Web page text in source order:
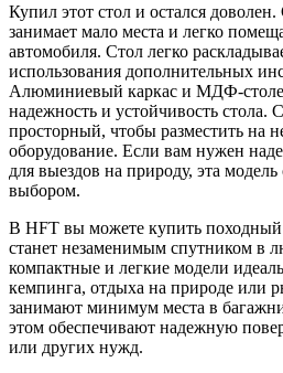
Купил этот стол и остался
занимает мало места и легко
автомобиля. Стол легко
использования дополнительных
Алюминиевый каркас и МДФ-
надежность и устойчивость стола.
просторный, чтобы разместить на
оборудование. Если вам нужен
для выездов на природу, эта
выбором.
В HFT вы можете купить походный
станет незаменимым спутником в
компактные и легкие модели
кемпинга, отдыха на природе или
занимают минимум места в
этом обеспечивают надежную
или других нужд.